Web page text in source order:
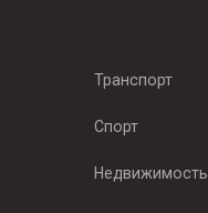
Транспорт
Спорт
Недвижимость